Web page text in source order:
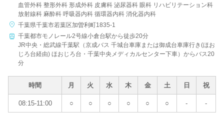
血管外科 整形外科 形成外科 皮膚科 泌尿器科 眼科 リハビリテーション科
放射線科 麻酔科 呼吸器内科 循環器内科 消化器内科
千葉県千葉市若葉区加曽利町1835-1
千葉都市モノレール2号線小倉台駅から徒歩20分
JR中央・総武線千葉駅（京成バス 千城台車庫または御成台車庫行き(ほお
じろ台経由) ほおじろ台・千葉中央メディカルセンター下車）からバス20
分
時間 月 火 水 木 金 土 日 祝
08:15-11:00 ○ ○ ○ ○ ○ ○ - -